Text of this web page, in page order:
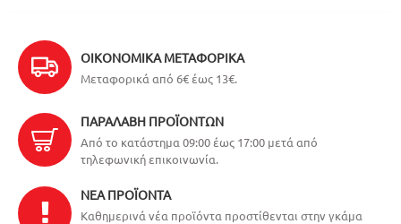
ΟΙΚΟΝΟΜΙΚΆ ΜΕΤΑΦΟΡΙΚΆ
Μεταφορικά από 6€ έως 13€.
ΠΑΡΑΛΑΒΉ ΠΡΟΪΌΝΤΩΝ
Από το κατάστημα 09:00 έως 17:00 μετά από
τηλεφωνική επικοινωνία.
ΝΈΑ ΠΡΟΪΌΝΤΑ
Καθημερινά νέα προϊόντα προστίθενται στην γκάμα